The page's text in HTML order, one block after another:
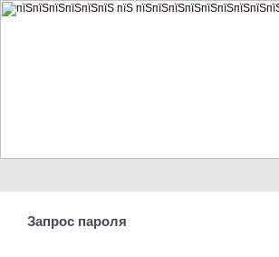
Запрос пароля